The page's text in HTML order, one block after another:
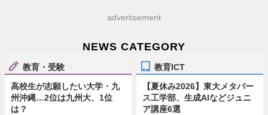
advertisement
NEWS CATEGORY
教育・受験
高校生が志願したい大学・九
州沖縄…2位は九州大、1位
は？
教育ICT
【夏休み2026】東大メタバー
ス工学部、生成AIなどジュニ
ア講座6選